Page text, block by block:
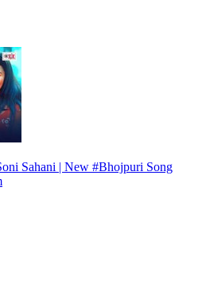
Sahani | New #Bhojpuri Song